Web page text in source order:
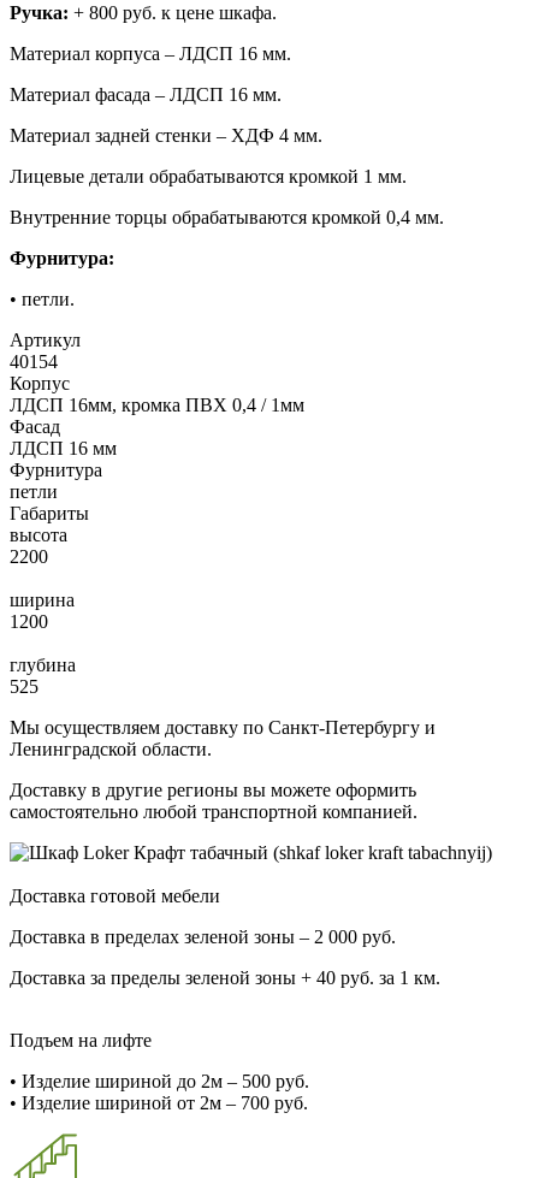
Ручка: + 800 руб. к цене шкафа.
Материал корпуса – ЛДСП 16 мм.
Материал фасада – ЛДСП 16 мм.
Материал задней стенки – ХДФ 4 мм.
Лицевые детали обрабатываются кромкой 1 мм.
Внутренние торцы обрабатываются кромкой 0,4 мм.
Фурнитура:
• петли.
Артикул
40154
Корпус
ЛДСП 16мм, кромка ПВХ 0,4 / 1мм
Фасад
ЛДСП 16 мм
Фурнитура
петли
Габариты
высота
2200
ширина
1200
глубина
525
Мы осуществляем доставку по Санкт-Петербургу и
Ленинградской области.
Доставку в другие регионы вы можете оформить
самостоятельно любой транспортной компанией.
Доставка готовой мебели
Доставка в пределах зеленой зоны – 2 000 руб.
Доставка за пределы зеленой зоны + 40 руб. за 1 км.
Подъем на лифте
• Изделие шириной до 2м – 500 руб.
• Изделие шириной от 2м – 700 руб.